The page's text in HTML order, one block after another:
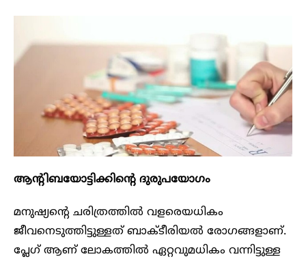
ആന്റിബയോട്ടിക്കിന്റെ ദുരുപയോഗം
മനുഷ്യന്റെ ചരിത്രത്തിൽ വളരെയധികം
ജീവനെടുത്തിട്ടുള്ളത് ബാക്ടീരിയൽ രോഗങ്ങളാണ്.
പ്ലേഗ് ആണ് ലോകത്തിൽ ഏറ്റവുമധികം വന്നിട്ടുള്ള